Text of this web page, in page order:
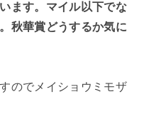
ます。マイル以下でな
秋華賞どうするか気に
のでメイショウミモザ